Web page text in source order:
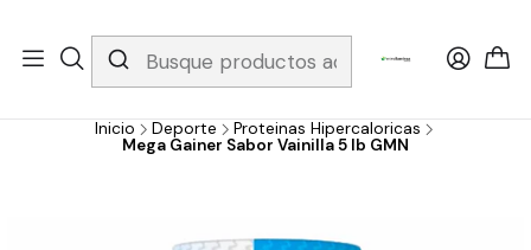
Whatsapp 3229079958/ Fijo 6019251796 / Envios a todo el país y
gratis apartir de 199.000!
Inicio Deporte
Proteinas Hipercaloricas
Mega Gainer Sabor Vainilla 5 lb GMN